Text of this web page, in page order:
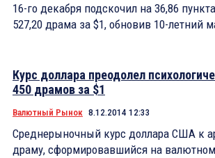
16-го декабря подскочил на 36,86
527,20 драма за $1, обновив 10-летний
Курс доллара преодолел
450 драмов за $1
Валютный Рынок 8.12.2014 12:33
Среднерыночный курс доллара США к
драму, сформировавшийся на